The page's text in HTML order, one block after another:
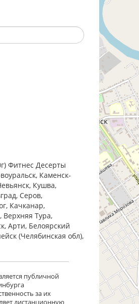
Фитнес Десерты
Каменск-
Кушва,
Серов,
Качканар,
Верхняя Тура,
Арти, Белоярский
(Челябинская обл),
публичной
за их
дистанционную